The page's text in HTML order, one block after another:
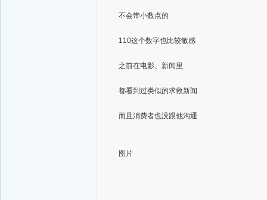
不会带小数点的
110这个数字也比较敏感
之前在电影、新闻里
都看到过类似的求救新闻
而且消费者也没跟他沟通
图片